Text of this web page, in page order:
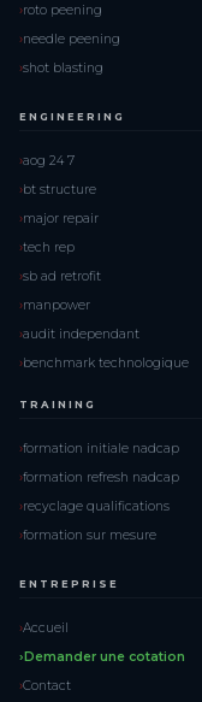
roto peening
needle peening
shot blasting
ENGINEERING
aog 24 7
bt structure
major repair
tech rep
sb ad retrofit
manpower
audit independant
benchmark technologique
TRAINING
formation initiale nadcap
formation refresh nadcap
recyclage qualifications
formation sur mesure
ENTREPRISE
Accueil
Demander une cotation
Contact